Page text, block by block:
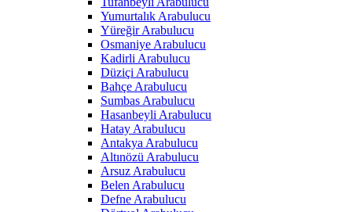
Yumurtalık Arabulucu
Yüreğir Arabulucu
Osmaniye Arabulucu
Kadirli Arabulucu
Düziçi Arabulucu
Bahçe Arabulucu
Sumbas Arabulucu
Hasanbeyli Arabulucu
Hatay Arabulucu
Antakya Arabulucu
Altınözü Arabulucu
Arsuz Arabulucu
Belen Arabulucu
Defne Arabulucu